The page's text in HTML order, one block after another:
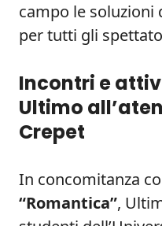
campo le soluzioni
per tutti gli
Incontri e
Ultimo
Crepet
In concomitanza
“Romantica”,